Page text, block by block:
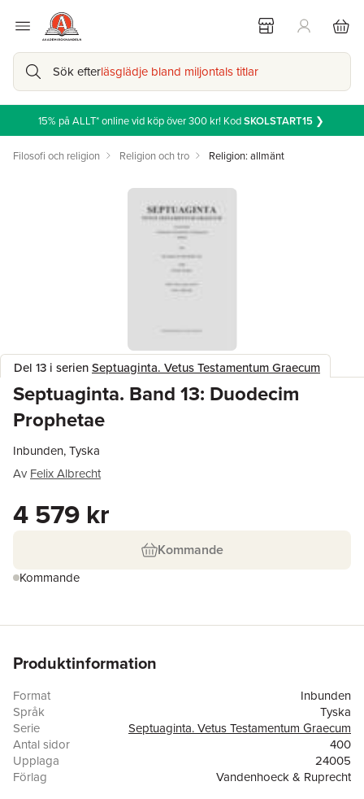
Sök efterläsglädje bland miljontals titlar
15% på ALLT* online vid köp över 300 kr! KodSKOLSTART15❯
Filosofi och religion Religion och tro Religion: allmänt
Del 13 i serienSeptuaginta. Vetus Testamentum Graecum
Septuaginta. Band 13: Duodecim
Prophetae
Inbunden, Tyska
Av Felix Albrecht
4 579 kr
Kommande
Kommande
Produktinformation
Format
Inbunden
Språk
Tyska
Serie
Septuaginta. Vetus Testamentum Graecum
Antal sidor
400
Upplaga
24005
Förlag
Vandenhoeck & Ruprecht